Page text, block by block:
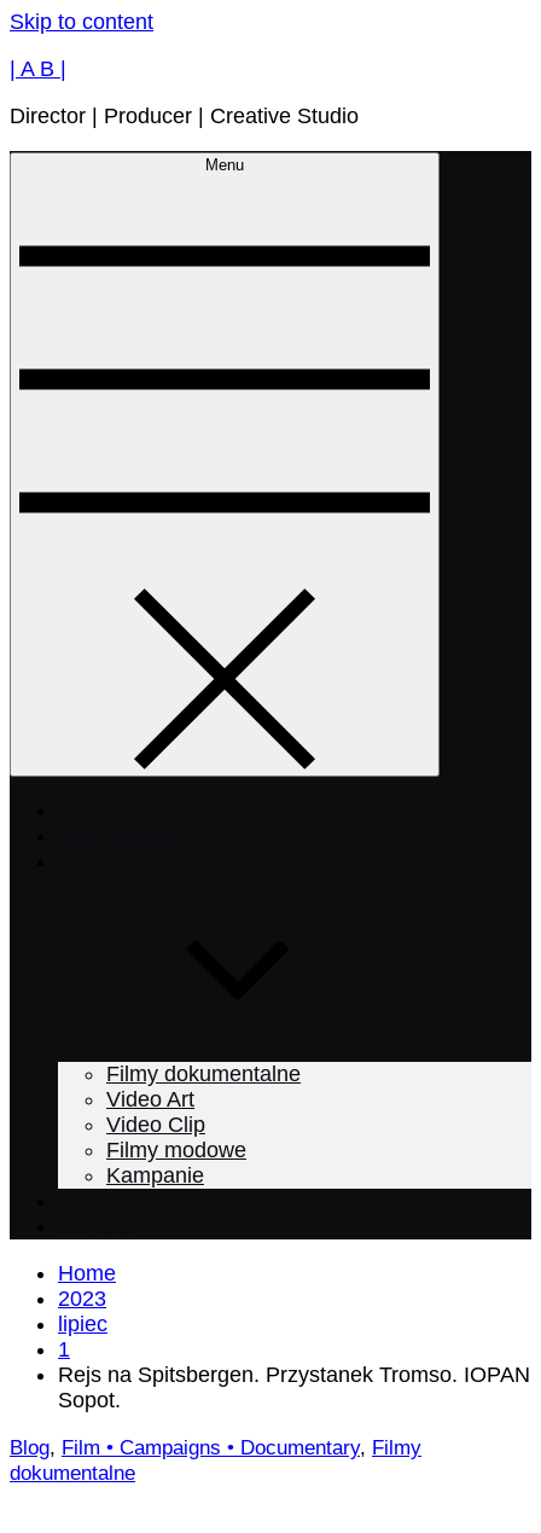
Skip to content
| A B |
Director | Producer | Creative Studio
Menu
Filmy dokumentalne
Video Art
Video Clip
Filmy modowe
Kampanie
Home
2023
lipiec
1
Rejs na Spitsbergen. Przystanek Tromso. IOPAN
Sopot.
Blog, Film • Campaigns • Documentary, Filmy
dokumentalne